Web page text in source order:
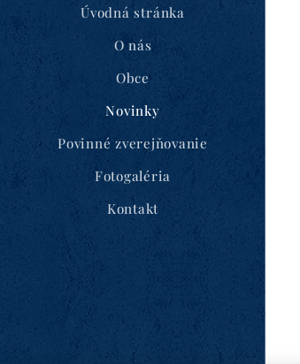
Úvodná stránka
O nás
Obce
Novinky
Povinné zverejňovanie
Fotogaléria
Kontakt